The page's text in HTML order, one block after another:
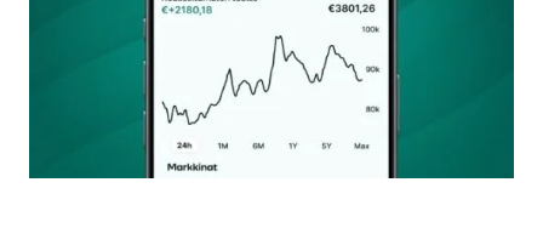
Nimesi tai nimimerkkisi
Sähköpostiosoitteesi